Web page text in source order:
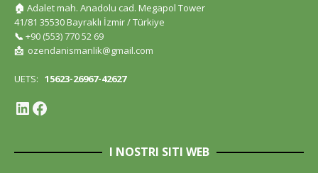
🏠 Adalet mah. Anadolu cad. Megapol Tower
41/81 35530 Bayraklı İzmir / Türkiye
📞 +90 (553) 770 52 69
📩 ozendanismanlik@gmail.com
UETS: 15623-26967-42627
I NOSTRI SITI WEB